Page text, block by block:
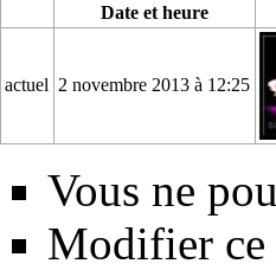
Date et heure
actuel 2 novembre 2013 à 12:25
Vous ne
Modifier ce